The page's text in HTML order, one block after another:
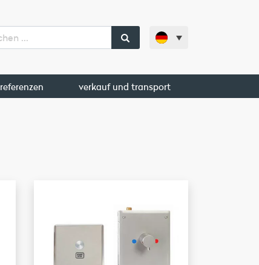
referenzen verkauf und transport